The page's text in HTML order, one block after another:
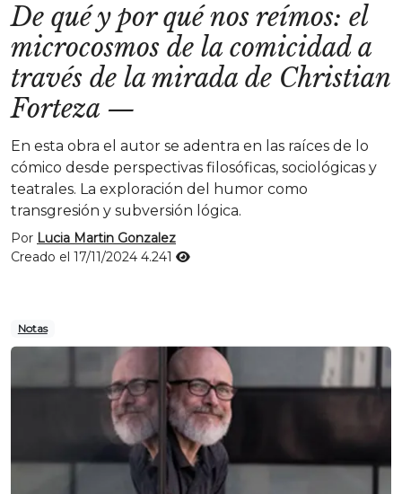
De qué y por qué nos reímos: el
microcosmos de la comicidad a
través de la mirada de Christian
Forteza —
En esta obra el autor se adentra en las raíces de lo
cómico desde perspectivas filosóficas, sociológicas y
teatrales. La exploración del humor como
transgresión y subversión lógica.
Por Lucia Martin Gonzalez
Creado el 17/11/2024 4.241
Notas